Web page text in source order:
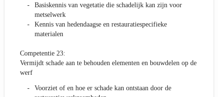
Basiskennis van vegetatie die schadelijk kan zijn voor
metselwerk
Kennis van hedendaagse en restauratiespecifieke
materialen
Competentie 23:
Vermijdt schade aan te behouden elementen en bouwdelen op de
werf
Voorziet of en hoe er schade kan ontstaan door de